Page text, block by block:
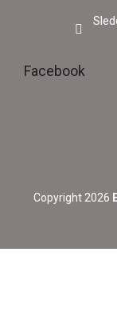
Facebook
Copyright 2026